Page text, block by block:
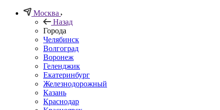
Москва
Назад
Города
Челябинск
Волгоград
Воронеж
Геленджик
Екатеринбург
Железнодорожный
Казань
Краснодар